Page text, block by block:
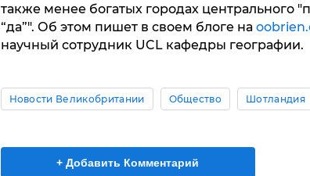
также менее богатых городах центрального
“да”". Об этом пишет в своем блоге на
научный сотрудник UCL кафедры географии.
Новости Великобритании Общество Шотландия
+ Добавить Комментарий